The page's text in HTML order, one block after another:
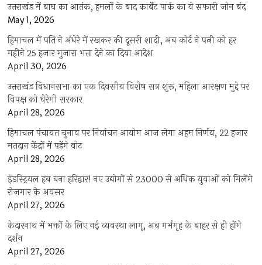
उत्तराखंड में बाघ का आतंक, हमलों के बाद कार्बेट पार्क का ये सफारी जोन बंद
May 1, 2026
हिमाचल में पति ने अंधेरे में रखकर की दूसरी शादी, अब कोर्ट ने पत्नी को हर
महीने 25 हजार गुजारा भत्ता देने का दिया आदेश
April 30, 2026
उत्तराखंड विधानसभा का एक दिवसीय विशेष सत्र शुरू, महिला आरक्षण मुद्दे पर
विपक्ष को घेरेगी सरकार
April 28, 2026
हिमाचल पंचायत चुनाव पर निर्वाचन आयोग आज लेगा अहम निर्णय, 22 हजार
मतदान केंद्रों में पड़ेंगे वोट
April 28, 2026
इंडस्ट्रियल हब बना हरिद्वार! नए उद्योगों से 23000 से अधिक युवाओं को मिलेंगे
रोजगार के अवसर
April 27, 2026
केदारनाथ में भक्तों के लिए नई व्यवस्था लागू, अब गर्भगृह के बाहर से ही होंगे
दर्शन
April 27, 2026